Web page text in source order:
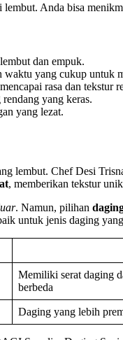
Anda bisa
dan empuk.
waktu yang cukup untuk
rasa dan tekstur
yang keras.
yang lezat.
lembut. Chef Desi
, memberikan tekstur
. Namun, pilihan
untuk jenis daging
Memiliki serat daging
berbeda
Daging yang lebih